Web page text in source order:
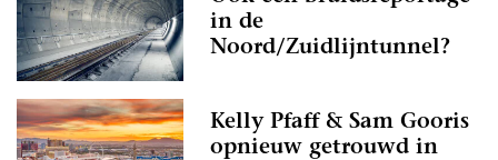
in de
Noord/Zuidlijntunnel?
Kelly Pfaff & Sam Gooris
opnieuw getrouwd in